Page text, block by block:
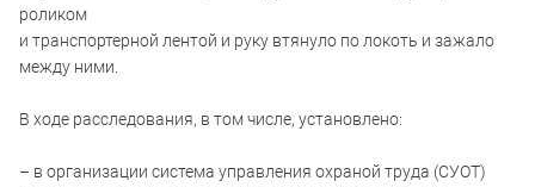
роликом
и транспортерной лентой и руку втянуло по локоть и зажало
между ними.
В ходе расследования, в том числе, установлено:
– в организации система управления охраной труда (СУОТ)